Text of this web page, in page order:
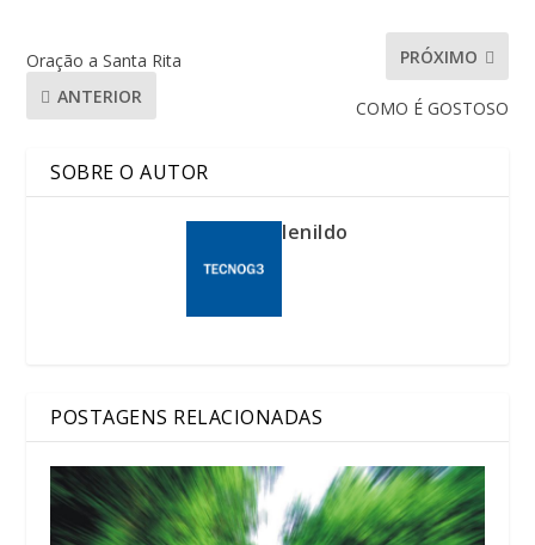
Oração a Santa Rita
ANTERIOR
PRÓXIMO
COMO É GOSTOSO
SOBRE O AUTOR
lenildo
POSTAGENS RELACIONADAS